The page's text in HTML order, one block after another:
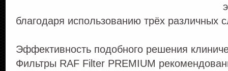
благодаря использованию трёх различных
Эффективность подобного решения
Фильтры RAF Filter PREMIUM